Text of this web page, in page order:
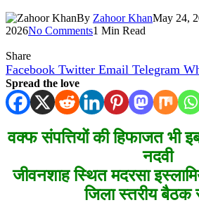
By Zahoor KhanMay 24,
2026No Comments1 Min Read
Share
Facebook Twitter Email Telegram
Spread the love
वक्फ संपत्तियों की हिफाजत भी
नदवी
जीवनशाह स्थित मदरसा
जिला स्तरीय बैठक